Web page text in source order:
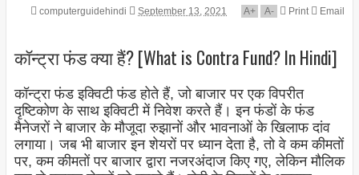
computerguidehindi September 13, 2021 A+ A- Print Email
कॉन्ट्रा फंड क्या हैं? [What is Contra Fund? In Hindi]
कॉन्ट्रा फंड इक्विटी फंड होते हैं, जो बाजार पर एक विपरीत
दृष्टिकोण के साथ इक्विटी में निवेश करते हैं। इन फंडों के फंड
मैनेजरों ने बाजार के मौजूदा रुझानों और भावनाओं के खिलाफ दांव
लगाया। जब भी बाजार इन शेयरों पर ध्यान देता है, तो वे कम कीमतों
पर, कम कीमतों पर बाजार द्वारा नजरअंदाज किए गए, लेकिन मौलिक